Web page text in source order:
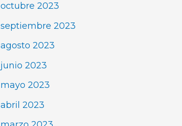
octubre 2023
septiembre 2023
agosto 2023
junio 2023
mayo 2023
abril 2023